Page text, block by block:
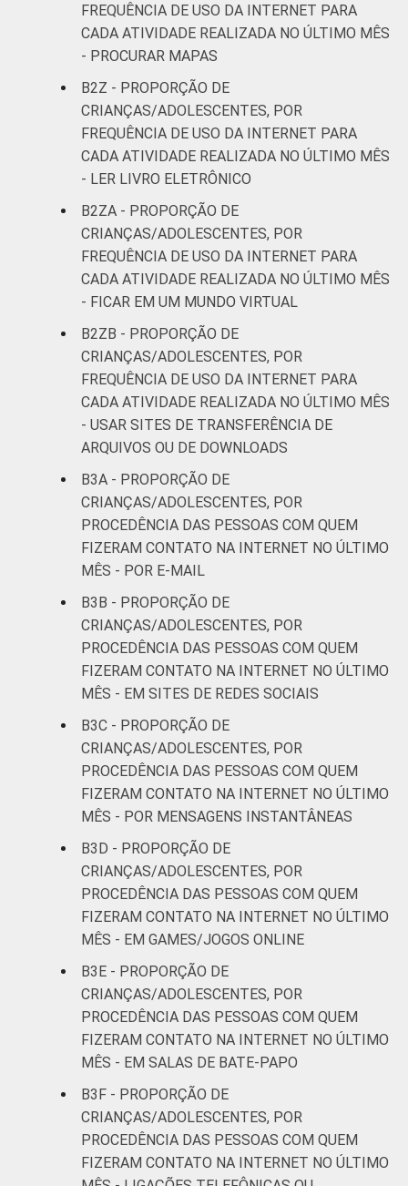
FREQUÊNCIA DE USO DA INTERNET PARA
CADA ATIVIDADE REALIZADA NO ÚLTIMO MÊS
- PROCURAR MAPAS
B2Z - PROPORÇÃO DE
CRIANÇAS/ADOLESCENTES, POR
FREQUÊNCIA DE USO DA INTERNET PARA
CADA ATIVIDADE REALIZADA NO ÚLTIMO MÊS
- LER LIVRO ELETRÔNICO
B2ZA - PROPORÇÃO DE
CRIANÇAS/ADOLESCENTES, POR
FREQUÊNCIA DE USO DA INTERNET PARA
CADA ATIVIDADE REALIZADA NO ÚLTIMO MÊS
- FICAR EM UM MUNDO VIRTUAL
B2ZB - PROPORÇÃO DE
CRIANÇAS/ADOLESCENTES, POR
FREQUÊNCIA DE USO DA INTERNET PARA
CADA ATIVIDADE REALIZADA NO ÚLTIMO MÊS
- USAR SITES DE TRANSFERÊNCIA DE
ARQUIVOS OU DE DOWNLOADS
B3A - PROPORÇÃO DE
CRIANÇAS/ADOLESCENTES, POR
PROCEDÊNCIA DAS PESSOAS COM QUEM
FIZERAM CONTATO NA INTERNET NO ÚLTIMO
MÊS - POR E-MAIL
B3B - PROPORÇÃO DE
CRIANÇAS/ADOLESCENTES, POR
PROCEDÊNCIA DAS PESSOAS COM QUEM
FIZERAM CONTATO NA INTERNET NO ÚLTIMO
MÊS - EM SITES DE REDES SOCIAIS
B3C - PROPORÇÃO DE
CRIANÇAS/ADOLESCENTES, POR
PROCEDÊNCIA DAS PESSOAS COM QUEM
FIZERAM CONTATO NA INTERNET NO ÚLTIMO
MÊS - POR MENSAGENS INSTANTÂNEAS
B3D - PROPORÇÃO DE
CRIANÇAS/ADOLESCENTES, POR
PROCEDÊNCIA DAS PESSOAS COM QUEM
FIZERAM CONTATO NA INTERNET NO ÚLTIMO
MÊS - EM GAMES/JOGOS ONLINE
B3E - PROPORÇÃO DE
CRIANÇAS/ADOLESCENTES, POR
PROCEDÊNCIA DAS PESSOAS COM QUEM
FIZERAM CONTATO NA INTERNET NO ÚLTIMO
MÊS - EM SALAS DE BATE-PAPO
B3F - PROPORÇÃO DE
CRIANÇAS/ADOLESCENTES, POR
PROCEDÊNCIA DAS PESSOAS COM QUEM
FIZERAM CONTATO NA INTERNET NO ÚLTIMO